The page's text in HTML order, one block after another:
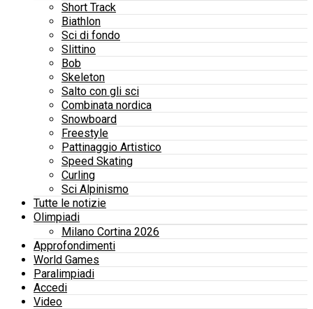
Short Track
Biathlon
Sci di fondo
Slittino
Bob
Skeleton
Salto con gli sci
Combinata nordica
Snowboard
Freestyle
Pattinaggio Artistico
Speed Skating
Curling
Sci Alpinismo
Tutte le notizie
Olimpiadi
Milano Cortina 2026
Approfondimenti
World Games
Paralimpiadi
Accedi
Video